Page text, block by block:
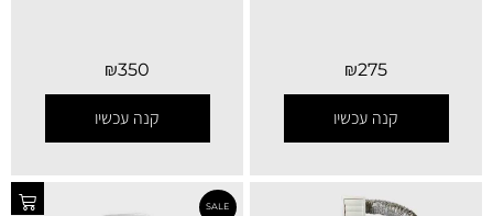
₪275
קנה עכשיו
₪350
קנה עכשיו